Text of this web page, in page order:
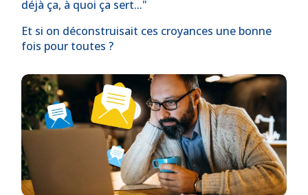
déjà ça, à quoi ça sert..."
Et si on déconstruisait ces croyances une bonne
fois pour toutes ?